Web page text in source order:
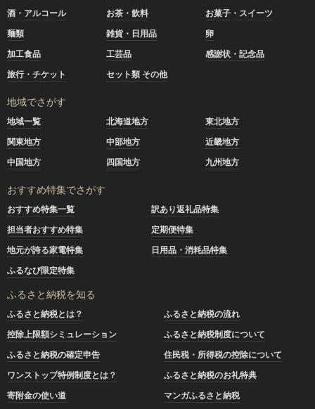
酒・アルコール
お茶・飲料
お菓子・スイーツ
麺類
雑貨・日用品
卵
加工食品
工芸品
感謝状・記念品
旅行・チケット
セット類 その他
地域でさがす
地域一覧 北海道地方
東北地方
関東地方
中部地方
近畿地方
中国地方
四国地方 九州地方
おすすめ特集でさがす
おすすめ特集一覧
訳あり返礼品特集
担当者おすすめ特集
定期便特集
地元が誇る家電特集
日用品・消耗品特集
ふるなび限定特集
ふるさと納税を知る
ふるさと納税とは？
ふるさと納税の流れ
控除上限額シミュレーション
ふるさと納税制度について
ふるさと納税の確定申告
住民税・所得税の控除について
ワンストップ特例制度とは？
ふるさと納税のお礼特典
寄附金の使い道
マンガふるさと納税